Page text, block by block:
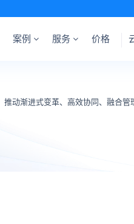
案例 服务 价格
动渐进式变革、高效协同、融合管